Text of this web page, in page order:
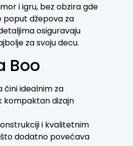
i igru, bez obzira gde
poput džepova za
osiguravaju
za svoju decu.
Boo
čini idealnim za
kompaktan dizajn
i kvalitetnim
dodatno povećava